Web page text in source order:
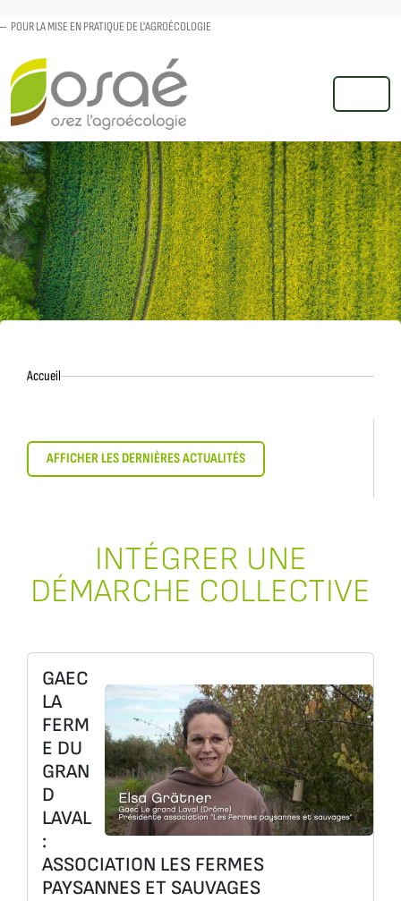
POUR LA MISE EN PRATIQUE DE L'AGROÉCOLOGIE
MENU
AccueilAccueil
AFFICHER LES DERNIÈRES ACTUALITÉS
INTÉGRER UNE
DÉMARCHE COLLECTIVE
GAEC
LA
FERM
E DU
GRAN
D
LAVAL
:
ASSOCIATION LES FERMES
PAYSANNES ET SAUVAGES